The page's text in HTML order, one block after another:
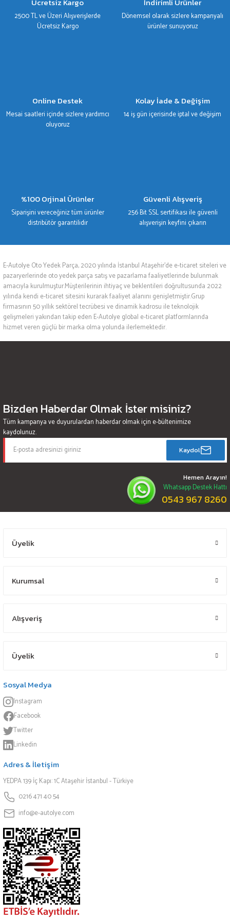
2500 TL ve Üzeri Alışverişlerde
Ücretsiz Kargo
Dönemsel olarak sizlere kampanyalı
ürünler sunuyoruz
Online Destek
Mesai saatleri içinde sizlere yardımcı
oluyoruz
Kolay İade & Değişim
14 iş gün içerisinde iptal ve değişim
%100 Orjinal Ürünler
Siparişini vereceğiniz tüm ürünler
distribütör garantilidir
Güvenli Alışveriş
256 Bit SSL sertifikası ile güvenli
alışverişin keyfini çıkarın
E-Autolye Oto Yedek Parça, 2020 yılında İstanbul Ataşehir’de e-ticaret siteleri ve
pazaryerlerinde oto yedek parça satış ve pazarlama faaliyetlerinde bulunmak
amacıyla kurulmuştur.Müşterilerinin ihtiyaç ve beklentileri doğrultusunda 2022
yılında kendi e-ticaret sitesini kurarak faaliyet alanını genişletmiştir.Grup
firmasının 50 yıllık sektörel tecrübesi ve dinamik kadrosu ile teknolojik
gelişmeleri yakından takip eden E-Autolye global e-ticaret platformlarında
hizmet veren güçlü bir marka olma yolunda ilerlemektedir.
Bizden Haberdar Olmak İster misiniz?
Tüm kampanya ve duyurulardan haberdar olmak için e-bültenimize
kaydolunuz.
Kaydol
Hemen Arayın!
Whatsapp Destek Hattı
0543 967 8260
Üyelik
Kurumsal
Alışveriş
Üyelik
Sosyal Medya
Instagram
Facebook
Twitter
Linkedin
Adres & İletişim
YEDPA 139 İç Kapı: 1C Ataşehir İstanbul - Türkiye
0216 471 40 54
info@e-autolye.com